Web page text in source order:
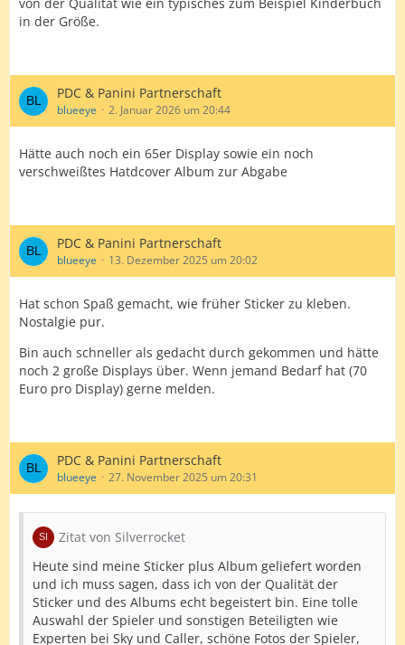
in der Größe.
PDC & Panini Partnerschaft
blueeye 2. Januar 2026 um 20:44
Hätte auch noch ein 65er Display sowie ein noch
verschweißtes Hatdcover Album zur Abgabe
PDC & Panini Partnerschaft
blueeye 13. Dezember 2025 um 20:02
Hat schon Spaß gemacht, wie früher Sticker zu kleben.
Nostalgie pur.
Bin auch schneller als gedacht durch gekommen und hätte
noch 2 große Displays über. Wenn jemand Bedarf hat (70
Euro pro Display) gerne melden.
PDC & Panini Partnerschaft
blueeye 27. November 2025 um 20:31
Zitat von Silverrocket
Heute sind meine Sticker plus Album geliefert worden
und ich muss sagen, dass ich von der Qualität der
Sticker und des Albums echt begeistert bin. Eine tolle
Auswahl der Spieler und sonstigen Beteiligten wie
Experten bei Sky und Caller, schöne Fotos der Spieler,